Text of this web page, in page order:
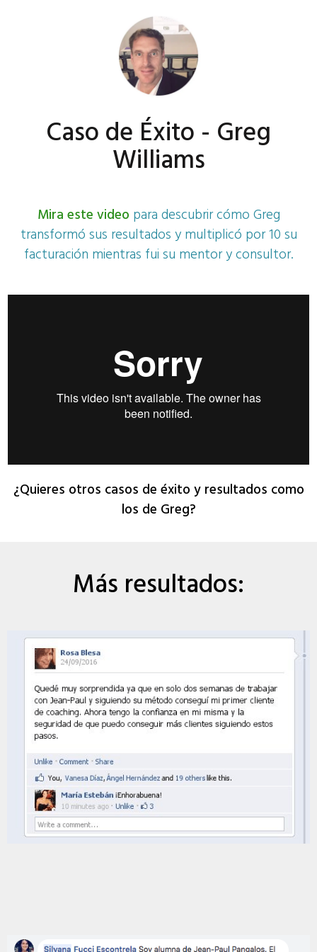
Caso de Éxito - Greg
Williams
Mira este video para descubrir cómo Greg
transformó sus resultados y multiplicó por 10 su
facturación mientras fui su mentor y consultor.
¿Quieres otros casos de éxito y resultados como
los de Greg?
Más resultados: